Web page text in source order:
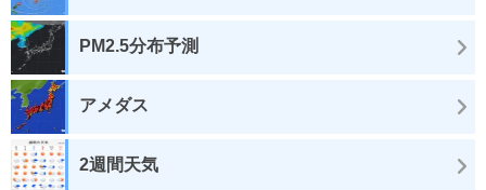
PM2.5分布予測
アメダス
2週間天気